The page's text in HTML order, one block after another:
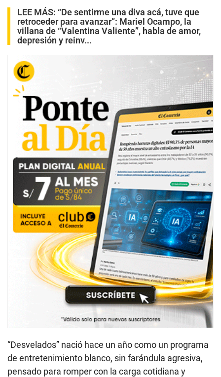
LEE MÁS: “De sentirme una diva acá, tuve que
retroceder para avanzar”: Mariel Ocampo, la
villana de “Valentina Valiente”, habla de amor,
depresión y reinv...
“Desvelados” nació hace un año como un programa
de entretenimiento blanco, sin farándula agresiva,
pensado para romper con la carga cotidiana y